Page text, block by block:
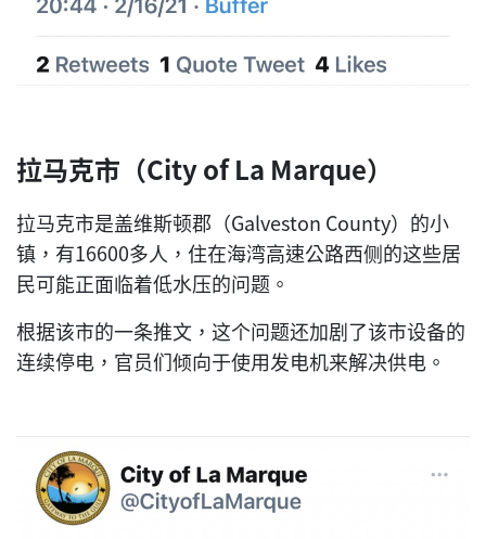
拉马克市（City of La Marque）
拉马克市是盖维斯顿郡（Galveston County）的小
镇，有16600多人，住在海湾高速公路西侧的这些居
民可能正面临着低水压的问题。
根据该市的一条推文，这个问题还加剧了该市设备的
连续停电，官员们倾向于使用发电机来解决供电。